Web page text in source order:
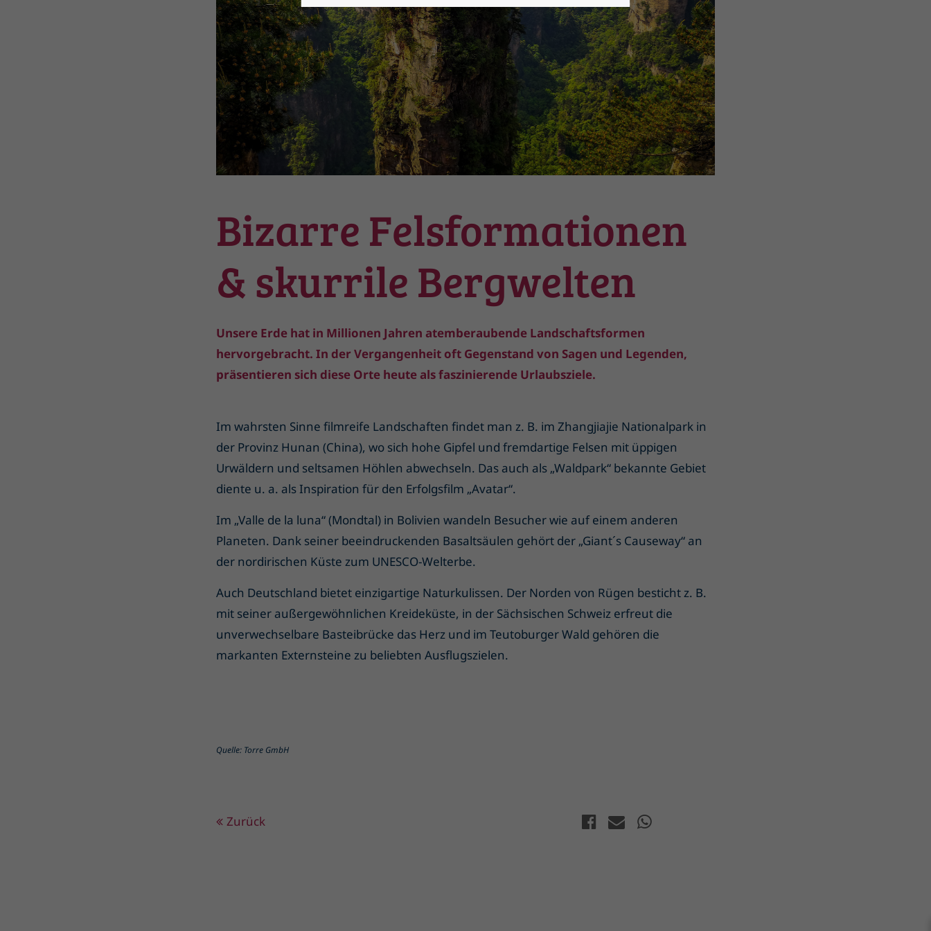
Bizarre Felsformationen
& skurrile Bergwelten
Unsere Erde hat in Millionen Jahren atemberaubende Landschaftsformen
hervorgebracht. In der Vergangenheit oft Gegenstand von Sagen und Legenden,
präsentieren sich diese Orte heute als faszinierende Urlaubsziele.
Im wahrsten Sinne filmreife Landschaften findet man z. B. im Zhangjiajie Nationalpark in
der Provinz Hunan (China), wo sich hohe Gipfel und fremdartige Felsen mit üppigen
Urwäldern und seltsamen Höhlen abwechseln. Das auch als „Waldpark“ bekannte Gebiet
diente u. a. als Inspiration für den Erfolgsfilm „Avatar“.
Im „Valle de la luna“ (Mondtal) in Bolivien wandeln Besucher wie auf einem anderen
Planeten. Dank seiner beeindruckenden Basaltsäulen gehört der „Giant´s Causeway“ an
der nordirischen Küste zum UNESCO-Welterbe.
Auch Deutschland bietet einzigartige Naturkulissen. Der Norden von Rügen besticht z. B.
mit seiner außergewöhnlichen Kreideküste, in der Sächsischen Schweiz erfreut die
unverwechselbare Basteibrücke das Herz und im Teutoburger Wald gehören die
markanten Externsteine zu beliebten Ausflugszielen.
Quelle: Torre GmbH
Zurück